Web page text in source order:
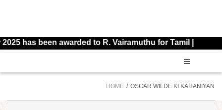
been awarded to R. Vairamuthu for Tamil |
HOME OSCAR WILDE KI KAHANIYAN